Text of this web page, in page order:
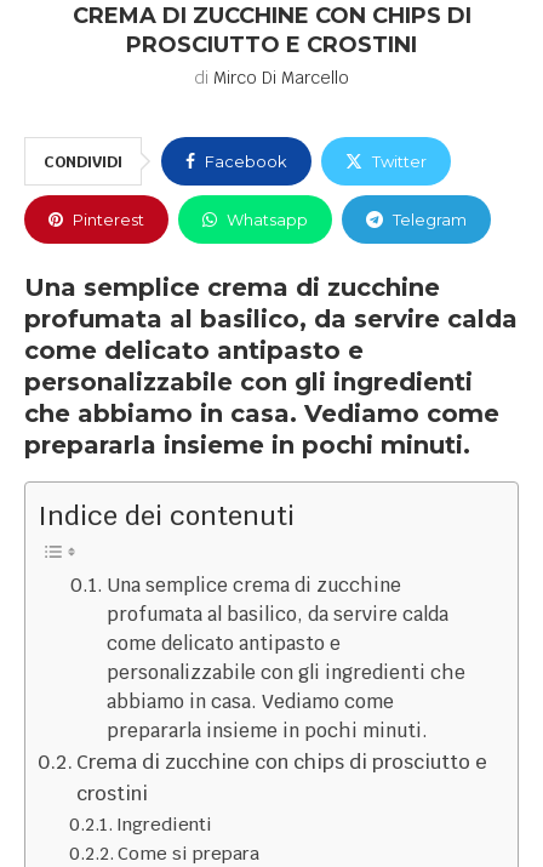
CREMA DI ZUCCHINE CON CHIPS DI
PROSCIUTTO E CROSTINI
di Mirco Di Marcello
CONDIVIDI Facebook Twitter
Pinterest Whatsapp Telegram
Una semplice crema di zucchine
profumata al basilico, da servire calda
come delicato antipasto e
personalizzabile con gli ingredienti
che abbiamo in casa. Vediamo come
prepararla insieme in pochi minuti.
Indice dei contenuti
Una semplice crema di zucchine
profumata al basilico, da servire calda
come delicato antipasto e
personalizzabile con gli ingredienti che
abbiamo in casa. Vediamo come
prepararla insieme in pochi minuti.
Crema di zucchine con chips di prosciutto e
crostini
Ingredienti
Come si prepara